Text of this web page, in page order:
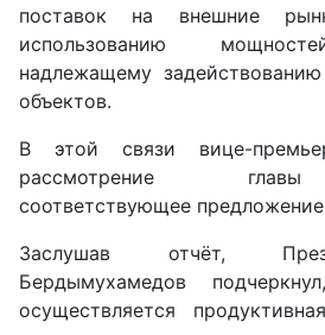
поставок на внешние
использованию
надлежащему
объектов.
В этой связи вице-
рассмотрение главы
соответствующее
Заслушав отчёт,
Бердымухамедов
осуществляется